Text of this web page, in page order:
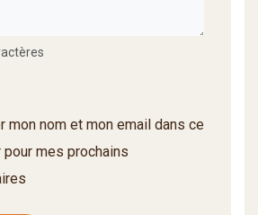
mon nom et mon email dans ce
pour mes prochains